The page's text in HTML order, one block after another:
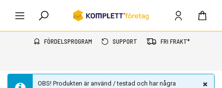
FÖRDELSPROGRAM SUPPORT FRI FRAKT*
OBS! Produkten är använd / testad och har några